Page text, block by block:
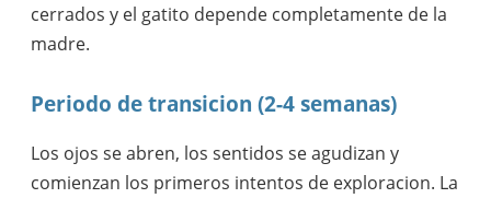
cerrados y el gatito depende completamente de la
madre.
Periodo de transicion (2-4 semanas)
Los ojos se abren, los sentidos se agudizan y
comienzan los primeros intentos de exploracion. La